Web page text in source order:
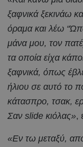
ξαφνικά ξεκινάω
όραμα και λέω
μάνα μου, τον
τα οποία είχα
ξαφνικά, όπως
ήλιου σε αυτό το
κάτασπρο, τσακ,
Σαν slide κιόλας»,
«Εν τω μεταξύ,